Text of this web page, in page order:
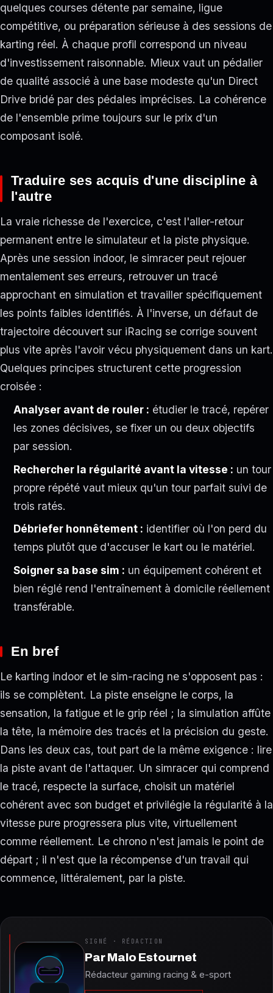
quelques courses détente par semaine, ligue
compétitive, ou préparation sérieuse à des sessions de
karting réel. À chaque profil correspond un niveau
d'investissement raisonnable. Mieux vaut un pédalier
de qualité associé à une base modeste qu'un Direct
Drive bridé par des pédales imprécises. La cohérence
de l'ensemble prime toujours sur le prix d'un
composant isolé.
Traduire ses acquis d'une discipline à
l'autre
La vraie richesse de l'exercice, c'est l'aller-retour
permanent entre le simulateur et la piste physique.
Après une session indoor, le simracer peut rejouer
mentalement ses erreurs, retrouver un tracé
approchant en simulation et travailler spécifiquement
les points faibles identifiés. À l'inverse, un défaut de
trajectoire découvert sur iRacing se corrige souvent
plus vite après l'avoir vécu physiquement dans un kart.
Quelques principes structurent cette progression
croisée :
Analyser avant de rouler : étudier le tracé, repérer
les zones décisives, se fixer un ou deux objectifs
par session.
Rechercher la régularité avant la vitesse : un tour
propre répété vaut mieux qu'un tour parfait suivi de
trois ratés.
Débriefer honnêtement : identifier où l'on perd du
temps plutôt que d'accuser le kart ou le matériel.
Soigner sa base sim : un équipement cohérent et
bien réglé rend l'entraînement à domicile réellement
transférable.
En bref
Le karting indoor et le sim-racing ne s'opposent pas :
ils se complètent. La piste enseigne le corps, la
sensation, la fatigue et le grip réel ; la simulation affûte
la tête, la mémoire des tracés et la précision du geste.
Dans les deux cas, tout part de la même exigence : lire
la piste avant de l'attaquer. Un simracer qui comprend
le tracé, respecte la surface, choisit un matériel
cohérent avec son budget et privilégie la régularité à la
vitesse pure progressera plus vite, virtuellement
comme réellement. Le chrono n'est jamais le point de
départ ; il n'est que la récompense d'un travail qui
commence, littéralement, par la piste.
SIGNÉ · RÉDACTION
ParMalo Estournet
Rédacteur gaming racing & e-sport